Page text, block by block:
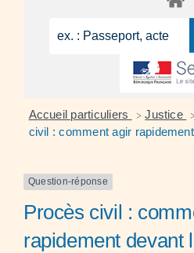
Accueil particuliers > Justice >
civil : comment agir
Question-réponse
Procès civil :
rapidement devant